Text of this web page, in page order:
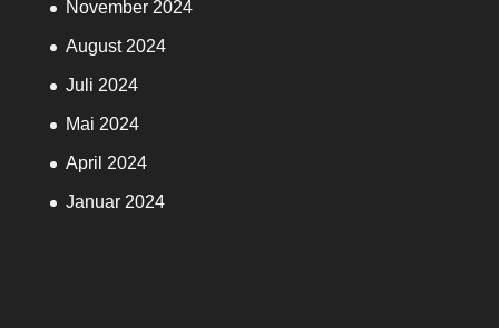
November 2024
August 2024
Juli 2024
Mai 2024
April 2024
Januar 2024